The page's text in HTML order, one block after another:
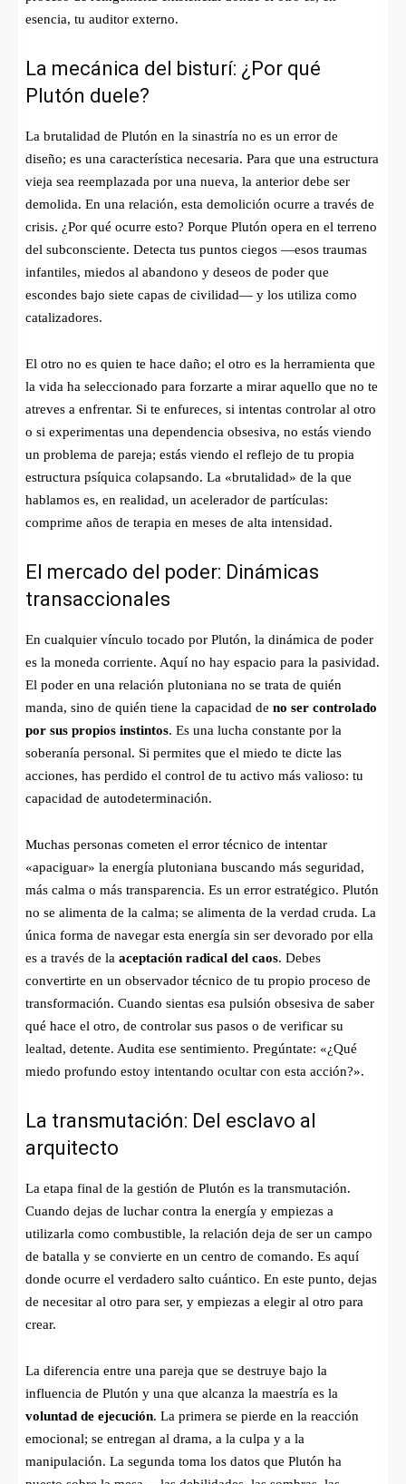
esencia, tu auditor externo.
La mecánica del bisturí: ¿Por qué
Plutón duele?
La brutalidad de Plutón en la sinastría no es un error de
diseño; es una característica necesaria. Para que una estructura
vieja sea reemplazada por una nueva, la anterior debe ser
demolida. En una relación, esta demolición ocurre a través de
crisis. ¿Por qué ocurre esto? Porque Plutón opera en el terreno
del subconsciente. Detecta tus puntos ciegos —esos traumas
infantiles, miedos al abandono y deseos de poder que
escondes bajo siete capas de civilidad— y los utiliza como
catalizadores.
El otro no es quien te hace daño; el otro es la herramienta que
la vida ha seleccionado para forzarte a mirar aquello que no te
atreves a enfrentar. Si te enfureces, si intentas controlar al otro
o si experimentas una dependencia obsesiva, no estás viendo
un problema de pareja; estás viendo el reflejo de tu propia
estructura psíquica colapsando. La «brutalidad» de la que
hablamos es, en realidad, un acelerador de partículas:
comprime años de terapia en meses de alta intensidad.
El mercado del poder: Dinámicas
transaccionales
En cualquier vínculo tocado por Plutón, la dinámica de poder
es la moneda corriente. Aquí no hay espacio para la pasividad.
El poder en una relación plutoniana no se trata de quién
manda, sino de quién tiene la capacidad de no ser controlado
por sus propios instintos. Es una lucha constante por la
soberanía personal. Si permites que el miedo te dicte las
acciones, has perdido el control de tu activo más valioso: tu
capacidad de autodeterminación.
Muchas personas cometen el error técnico de intentar
«apaciguar» la energía plutoniana buscando más seguridad,
más calma o más transparencia. Es un error estratégico. Plutón
no se alimenta de la calma; se alimenta de la verdad cruda. La
única forma de navegar esta energía sin ser devorado por ella
es a través de la aceptación radical del caos. Debes
convertirte en un observador técnico de tu propio proceso de
transformación. Cuando sientas esa pulsión obsesiva de saber
qué hace el otro, de controlar sus pasos o de verificar su
lealtad, detente. Audita ese sentimiento. Pregúntate: «¿Qué
miedo profundo estoy intentando ocultar con esta acción?».
La transmutación: Del esclavo al
arquitecto
La etapa final de la gestión de Plutón es la transmutación.
Cuando dejas de luchar contra la energía y empiezas a
utilizarla como combustible, la relación deja de ser un campo
de batalla y se convierte en un centro de comando. Es aquí
donde ocurre el verdadero salto cuántico. En este punto, dejas
de necesitar al otro para ser, y empiezas a elegir al otro para
crear.
La diferencia entre una pareja que se destruye bajo la
influencia de Plutón y una que alcanza la maestría es la
voluntad de ejecución. La primera se pierde en la reacción
emocional; se entregan al drama, a la culpa y a la
manipulación. La segunda toma los datos que Plutón ha